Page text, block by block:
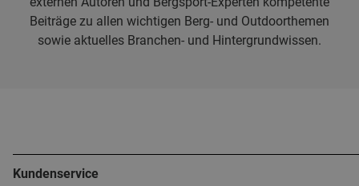
Beiträge zu allen wichtigen Berg- und Outdoorthemen
sowie aktuelles Branchen- und Hintergrundwissen.
Kundenservice